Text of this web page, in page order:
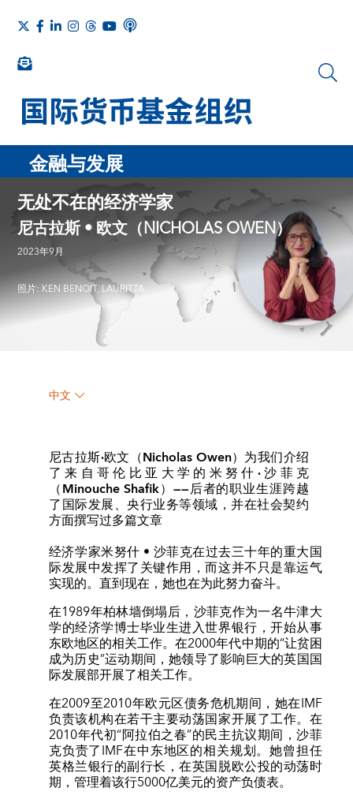
金融与发展
无处不在的经济学家
尼古拉斯 • 欧文（NICHOLAS OWEN）
2023年9月
照片: KEN BENOIT, LAURITTA
中文
尼古拉斯·欧文（Nicholas Owen）为我们介绍
了来自哥伦比亚大学的米努什·沙菲克
（Minouche Shafik）——后者的职业生涯跨越
了国际发展、央行业务等领域，并在社会契约
方面撰写过多篇文章
经济学家米努什 • 沙菲克在过去三十年的重大国
际发展中发挥了关键作用，而这并不只是靠运气
实现的。直到现在，她也在为此努力奋斗。
在1989年柏林墙倒塌后，沙菲克作为一名牛津大
学的经济学博士毕业生进入世界银行，开始从事
东欧地区的相关工作。在2000年代中期的“让贫困
成为历史”运动期间，她领导了影响巨大的英国国
际发展部开展了相关工作。
在2009至2010年欧元区债务危机期间，她在IMF
负责该机构在若干主要动荡国家开展了工作。在
2010年代初“阿拉伯之春”的民主抗议期间，沙菲
克负责了IMF在中东地区的相关规划。她曾担任
英格兰银行的副行长，在英国脱欧公投的动荡时
期，管理着该行5000亿美元的资产负债表。